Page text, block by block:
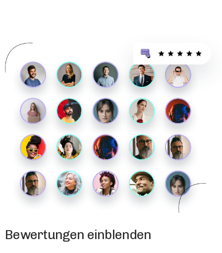
Bewertungen einblenden